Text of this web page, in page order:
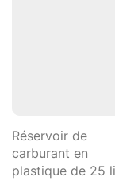
Réservoir de
carburant en
plastique de 25